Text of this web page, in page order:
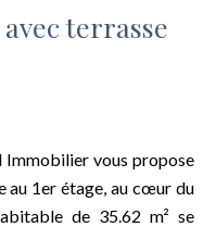
avec terrasse
Immobilier vous propose
au 1er étage, au cœur du
de 35.62 m² se